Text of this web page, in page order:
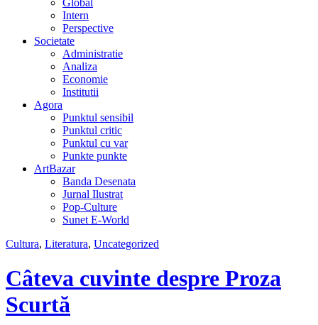
Intern
Perspective
Societate
Administratie
Analiza
Economie
Institutii
Agora
Punktul sensibil
Punktul critic
Punktul cu var
Punkte punkte
ArtBazar
Banda Desenata
Jurnal Ilustrat
Pop-Culture
Sunet E-World
Cultura, Literatura, Uncategorized
Câteva cuvinte despre Proza
Scurtă